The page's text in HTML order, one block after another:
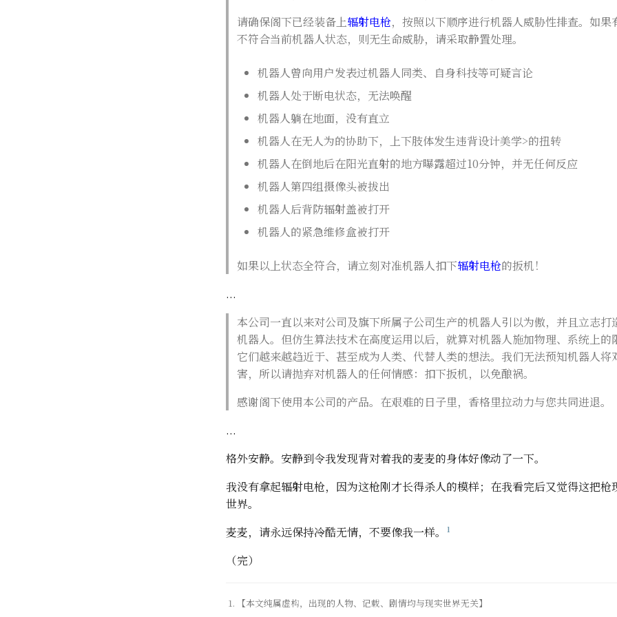
请确保阁下已经装备上辐射电枪，按照以下顺序进行机器人威胁性排查。如果
不符合当前机器人状态，则无生命威胁，请采取静置处理。
机器人曾向用户发表过机器人同类、自身科技等可疑言论
机器人处于断电状态，无法唤醒
机器人躺在地面，没有直立
机器人在无人为的协助下，上下肢体发生违背设计美学>的扭转
机器人在倒地后在阳光直射的地方曝露超过10分钟，并无任何反应
机器人第四组摄像头被拔出
机器人后背防辐射盖被打开
机器人的紧急维修盒被打开
如果以上状态全符合，请立刻对准机器人扣下辐射电枪的扳机！
...
本公司一直以来对公司及旗下所属子公司生产的机器人引以为傲，并且立志打
机器人。但仿生算法技术在高度运用以后，就算对机器人施加物理、系统上的
它们越来越趋近于、甚至成为人类、代替人类的想法。我们无法预知机器人将
害，所以请抛弃对机器人的任何情感：扣下扳机，以免酿祸。
感谢阁下使用本公司的产品。在艰难的日子里，香格里拉动力与您共同进退。
...
格外安静。安静到令我发现背对着我的麦麦的身体好像动了一下。
我没有拿起辐射电枪，因为这枪刚才长得杀人的模样；在我看完后又觉得这把枪
世界。
麦麦，请永远保持冷酷无情，不要像我一样。
1
（完）
【本文纯属虚构，出现的人物、记载、剧情均与现实世界无关】